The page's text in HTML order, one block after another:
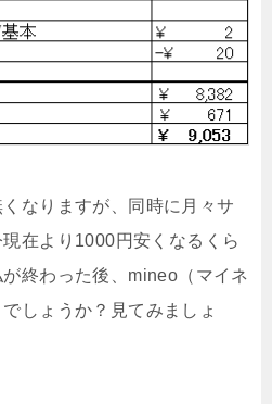
なりますが、同時に月々サ
在より1000円安くなるくら
終わった後、mineo（マイネ
しょうか？見てみましょ